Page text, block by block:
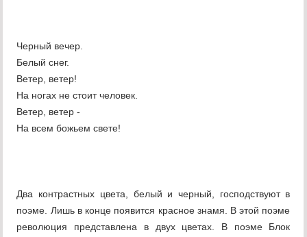
Черный вечер.
Белый снег.
Ветер, ветер!
На ногах не стоит человек.
Ветер, ветер -
На всем божьем свете!
Два контрастных цвета, белый и черный, господствуют в
поэме. Лишь в конце появится красное знамя. В этой поэме
революция представлена в двух цветах. В поэме Блок